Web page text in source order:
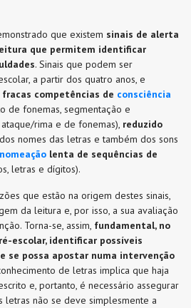
que existem sinais de alerta
que permitem identificar
. Sinais que podem ser
a partir dos quatro anos, e
fracas competências de consciência
de fonemas, segmentação e
rima e de fonemas), reduzido
nomes das letras e também dos sons
nomeação lenta de sequências de
letras e dígitos).
que estão na origem destes sinais,
da leitura e, por isso, a sua avaliação
Torna-se, assim, fundamental, no
escolar, identificar possíveis
se possa apostar numa intervenção
de letras implica que haja
e, portanto, é necessário assegurar
letras não se deve simplesmente a